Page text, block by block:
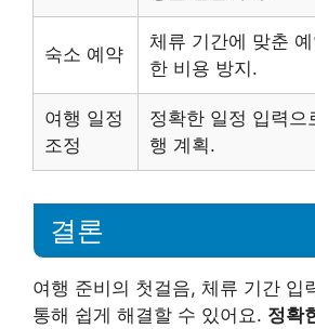
숙소 예약
체류 기간에 맞춘
한 비용 방지.
여행 일정
조정
정확한 일정 입력으
행 계획.
결론
여행 준비의 첫걸음, 체류 기간 입
통해 쉽게 해결할 수 있어요. 정확